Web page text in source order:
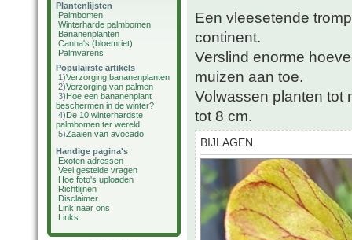
Plantenlijsten
Palmbomen
Winterharde palmbomen
Bananenplanten
Canna's (bloemriet)
Palmvarens
Populairste artikels
1)Verzorging bananenplanten
2)Verzorging van palmen
3)Hoe een bananenplant
beschermen in de winter?
4)De 10 winterhardste
palmbomen ter wereld
5)Zaaien van avocado
Handige pagina's
Exoten adressen
Veel gestelde vragen
Hoe foto's uploaden
Richtlijnen
Disclaimer
Link naar ons
Links
Een vleesetende
continent.
Verslind enorme
muizen aan toe.
Volwassen planten tot
tot 8 cm.
BIJLAGEN